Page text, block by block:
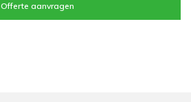
Offerte aanvragen